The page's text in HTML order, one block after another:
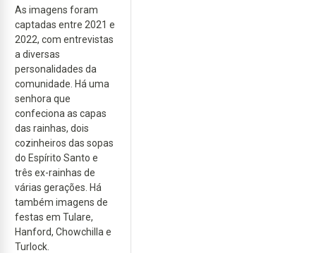
As imagens foram
captadas entre 2021 e
2022, com entrevistas
a diversas
personalidades da
comunidade. Há uma
senhora que
confeciona as capas
das rainhas, dois
cozinheiros das sopas
do Espírito Santo e
três ex-rainhas de
várias gerações. Há
também imagens de
festas em Tulare,
Hanford, Chowchilla e
Turlock.